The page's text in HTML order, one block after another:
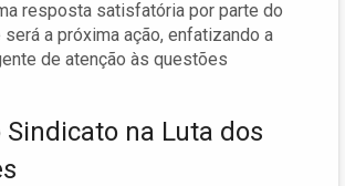
resposta satisfatória por parte do
a próxima ação, enfatizando a
de atenção às questões
Sindicato na Luta dos